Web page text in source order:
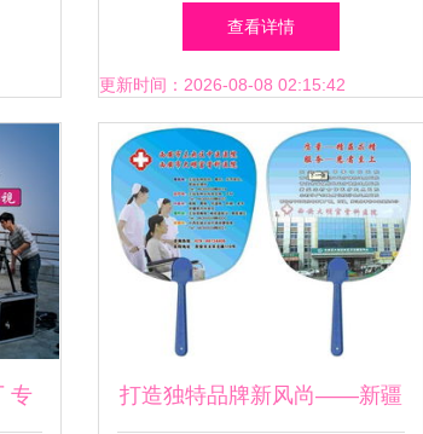
式 效的转化之路
查看详情
更新时间：2026-08-08 02:15:42
专 打造独特品牌新风尚——新疆